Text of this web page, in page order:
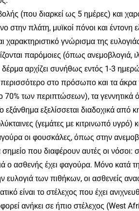
(που διαρκεί ως 5 ημέρες) και
στην πλάτη, μυϊκοί πόνοι και έντονη
χαρακτηριστικό γνώρισμα της
παρόμοιες (όπως ανεμοβλογιά,
αρχίζει συνήθως εντός 1-3
στο πρόσωπο και τα
70% των περιπτώσεων), τα γεννητικά
εξάνθημα εξελίσσεται διαδοχικά από
(γεμάτες με κιτρινωπό
οι φουσκάλες, όπως στην
σημείο που διαφέρουν αυτές οι
ο ασθενής έχει φαγούρα. Μόνο κατά
ευλογιά των πιθήκων, οι ασθενείς
είναι το στέλεχος που έχει
ανήκει σε ήπιο στέλεχος (West